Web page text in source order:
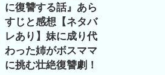
に復讐する話』あら
すじと感想【ネタバ
レあり】妹に成り代
わった姉がボスママ
に挑む壮絶復讐劇！